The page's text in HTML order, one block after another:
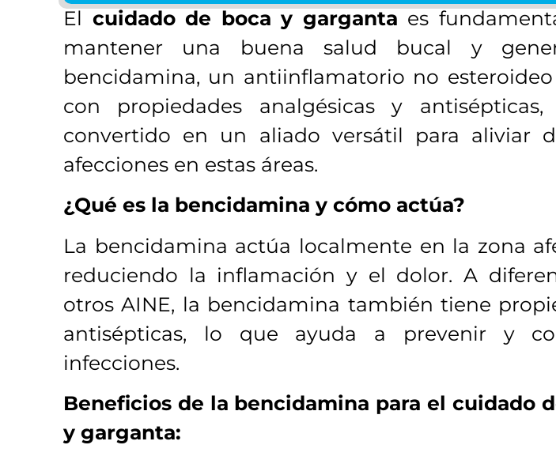
El cuidado de boca y garganta es
mantener una buena salud bucal y
bencidamina, un antiinflamatorio no esteroideo
con propiedades analgésicas y
convertido en un aliado versátil para aliviar
afecciones en estas áreas.
¿Qué es la bencidamina y cómo actúa?
La bencidamina actúa localmente en la zona
reduciendo la inflamación y el dolor. A
otros AINE, la bencidamina también tiene
antisépticas, lo que ayuda a prevenir y
infecciones.
Beneficios de la bencidamina para el cuidado
y garganta: